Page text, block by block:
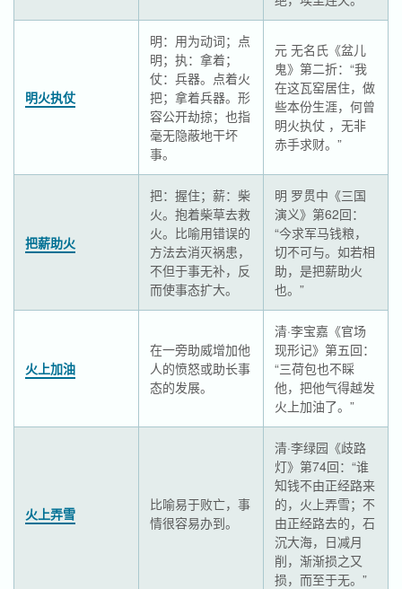
明火执仗
明：用为动词；点
明；执：拿着；
仗：兵器。点着火
把；拿着兵器。形
容公开劫掠；也指
毫无隐蔽地干坏
事。
元 无名氏《盆儿
鬼》第二折：“我
在这瓦窑居住，做
些本份生涯，何曾
明火执仗 ，无非
赤手求财。”
把薪助火
把：握住；薪：柴
火。抱着柴草去救
火。比喻用错误的
方法去消灭祸患，
不但于事无补，反
而使事态扩大。
明 罗贯中《三国
演义》第62回：
“今求军马钱粮，
切不可与。如若相
助，是把薪助火
也。”
火上加油
在一旁助威增加他
人的愤怒或助长事
态的发展。
清·李宝嘉《官场
现形记》第五回：
“三荷包也不睬
他，把他气得越发
火上加油了。”
火上弄雪
比喻易于败亡，事
情很容易办到。
清·李绿园《歧路
灯》第74回：“谁
知钱不由正经路来
的，火上弄雪；不
由正经路去的，石
沉大海，日减月
削，渐渐损之又
损，而至于无。”